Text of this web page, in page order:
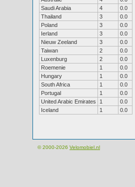
Saudi Arabia
4
0.0
Thailand
3
0.0
Poland
3
0.0
Ierland
3
0.0
Nieuw Zeeland
3
0.0
Taiwan
2
0.0
Luxenburg
2
0.0
Roemenie
1
0.0
Hungary
1
0.0
South Africa
1
0.0
Portugal
1
0.0
United Arabic Emirates
1
0.0
Iceland
1 0.0
© 2000-2026 Velomobiel.nl